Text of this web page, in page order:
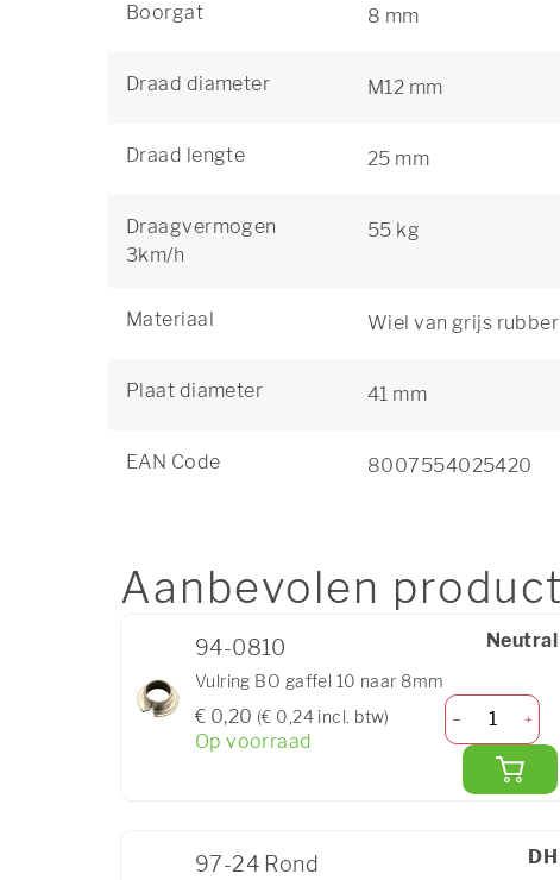
Boorgat 8 mm
Draad diameter M12 mm
Draad lengte 25 mm
Draagvermogen
3km/h
55 kg
Materiaal Wiel van grijs
Plaat diameter 41 mm
EAN Code 8007554025420
Aanbevolen
Neutral
94-0810
Vulring BO gaffel 10 naar 8mm
€ 0,20 (€ 0,24 incl. btw)
Op voorraad
DH
97-24 Rond